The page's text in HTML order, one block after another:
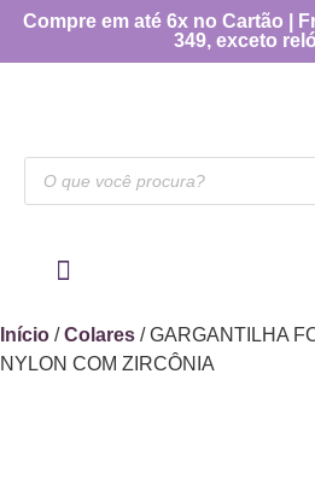
Compre em até 6x no Cartão |
349, exceto
Início /Colares / GARGANTILHA
NYLON COM ZIRCÔNIA